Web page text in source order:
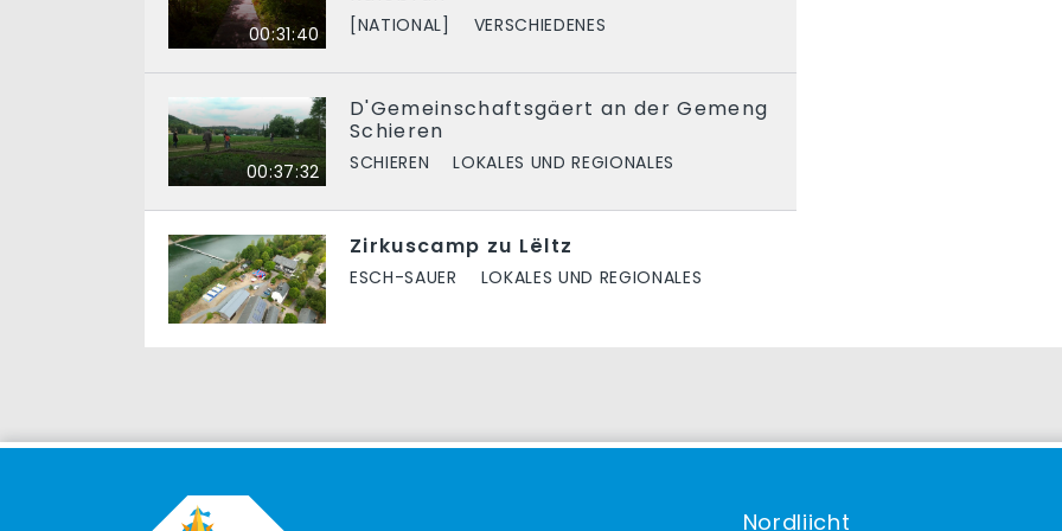
00:31:40 [NATIONAL] VERSCHIEDENES
00:37:32
D'Gemeinschaftsgäert an der Gemeng
Schieren
SCHIEREN LOKALES UND REGIONALES
Zirkuscamp zu Lëltz
ESCH-SAUER LOKALES UND REGIONALES
Nordliicht